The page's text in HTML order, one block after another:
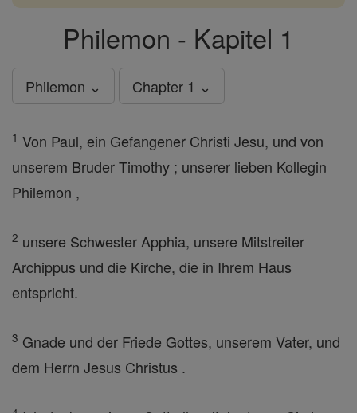
Philemon - Kapitel 1
Philemon ⌄ Chapter 1 ⌄
1 Von Paul, ein Gefangener Christi Jesu, und von
unserem Bruder Timothy ; unserer lieben Kollegin
Philemon ,
2 unsere Schwester Apphia, unsere Mitstreiter
Archippus und die Kirche, die in Ihrem Haus
entspricht.
3 Gnade und der Friede Gottes, unserem Vater, und
dem Herrn Jesus Christus .